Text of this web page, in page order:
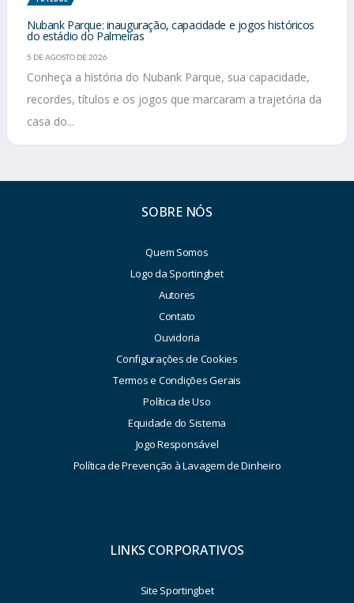
Nubank Parque: inauguração, capacidade e jogos históricos
do estádio do Palmeiras
5 DE AGOSTO DE 2026
Conheça a história do Nubank Parque, sua capacidade,
recordes, títulos e os jogos que marcaram a trajetória da
casa do...
SOBRE NÓS
Quem Somos
Logo da Sportingbet
Autores
Contato
Ouvidoria
Configurações de Cookies
Termos e Condições Gerais
Política de Uso
Equidade do Sistema
Jogo Responsável
Política de Prevenção à Lavagem de Dinheiro
LINKS CORPORATIVOS
Site Sportingbet